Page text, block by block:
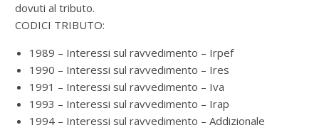
dovuti al tributo.
CODICI TRIBUTO:
1989 – Interessi sul ravvedimento – Irpef
1990 – Interessi sul ravvedimento – Ires
1991 – Interessi sul ravvedimento – Iva
1993 – Interessi sul ravvedimento – Irap
1994 – Interessi sul ravvedimento – Addizionale